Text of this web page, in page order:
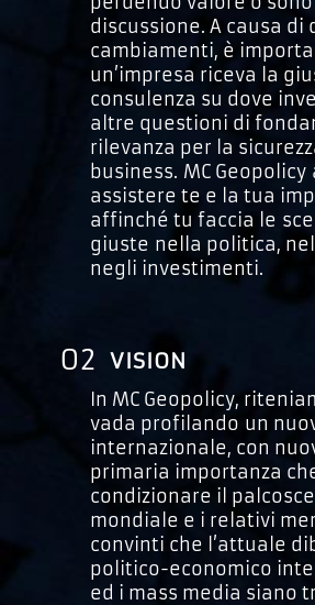
discussione. A causa di
cambiamenti, è
un’impresa riceva la
consulenza su dove
altre questioni di
rilevanza per la
business. MC
assistere te e la tua
affinché tu faccia le
giuste nella politica,
negli investimenti.
02 VISION
In MC Geopolicy,
vada profilando un
internazionale, con
primaria importanza
condizionare il
mondiale e i relativi
convinti che l’attuale
politico-economico
ed i mass media siano